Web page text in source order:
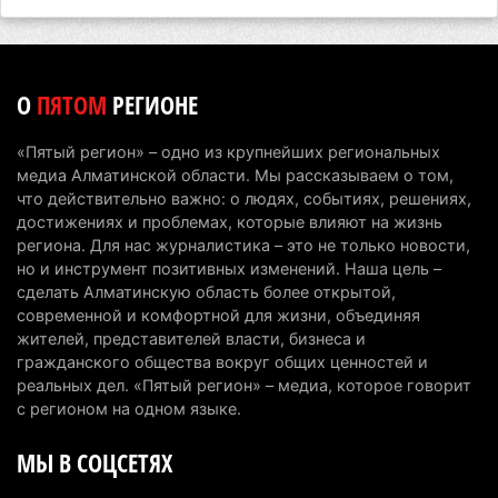
интеллекту
Казахстанцы назвали доход, при котором не
6 августа 2026 г. 09:52
Пожар в Аксайском ущелье под Алматы
полностью ликвидирован спустя три дня
6 августа 2026 г. 08:51 234
Минэкологии опровергло фото тигра возле села
в Алматинской области
5 августа 2026 г. 17:06 204
мировом рейтинге благополучия
ОПЯТОМ РЕГИОНЕ
«Пятый регион» – одно из крупнейших региональных
медиа Алматинской области. Мы рассказываем о том,
что действительно важно: о людях, событиях, решениях,
достижениях и проблемах, которые влияют на жизнь
региона. Для нас журналистика – это не только новости,
но и инструмент позитивных изменений. Наша цель –
сделать Алматинскую область более открытой,
современной и комфортной для жизни, объединяя
жителей, представителей власти, бизнеса и
гражданского общества вокруг общих ценностей и
реальных дел. «Пятый регион» – медиа, которое говорит
с регионом на одном языке.
МЫ В СОЦСЕТЯХ